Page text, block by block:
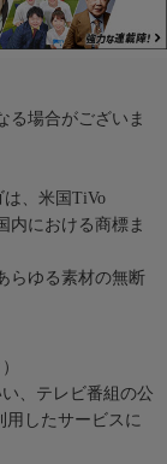
る場合がございま
は、米国TiVo
内における商標ま
らゆる素材の無断
、テレビ番組の公
用したサービスに